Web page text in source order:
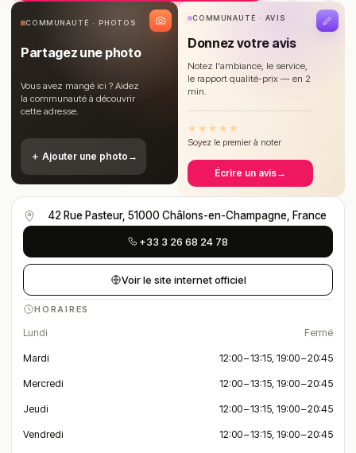
COMMUNAUTÉ · PHOTOS
Partagez une photo
Vous avez mangé ici ? Aidez
la communauté à découvrir
cette adresse.
＋ Ajouter une photo →
COMMUNAUTÉ · AVIS
Donnez votre avis
Notez l'ambiance, le service,
le rapport qualité-prix — en 2
min.
★ ★ ★ ★ ★
Soyez le premier à noter
Écrire un avis→
42 Rue Pasteur, 51000 Châlons-en-Champagne, France
+33 3 26 68 24 78
Voir le site internet officiel
HORAIRES
Lundi Fermé
Mardi 12:00 – 13:15, 19:00 – 20:45
Mercredi 12:00 – 13:15, 19:00 – 20:45
Jeudi 12:00 – 13:15, 19:00 – 20:45
Vendredi 12:00 – 13:15, 19:00 – 20:45